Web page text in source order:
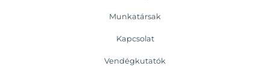
Munkatársak
Kapcsolat
Vendégkutatók